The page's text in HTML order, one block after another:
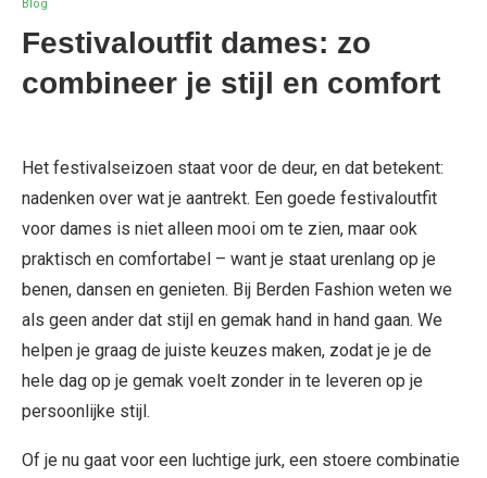
Blog
Festivaloutfit dames: zo
combineer je stijl en comfort
Het festivalseizoen staat voor de deur, en dat betekent:
nadenken over wat je aantrekt. Een goede festivaloutfit
voor dames is niet alleen mooi om te zien, maar ook
praktisch en comfortabel – want je staat urenlang op je
benen, dansen en genieten. Bij Berden Fashion weten we
als geen ander dat stijl en gemak hand in hand gaan. We
helpen je graag de juiste keuzes maken, zodat je je de
hele dag op je gemak voelt zonder in te leveren op je
persoonlijke stijl.
Of je nu gaat voor een luchtige jurk, een stoere combinatie